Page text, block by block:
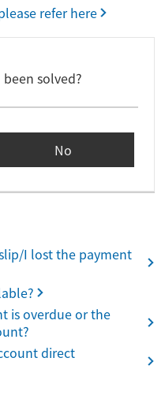
refer here
solved?
No
I lost the payment
is overdue or the
direct